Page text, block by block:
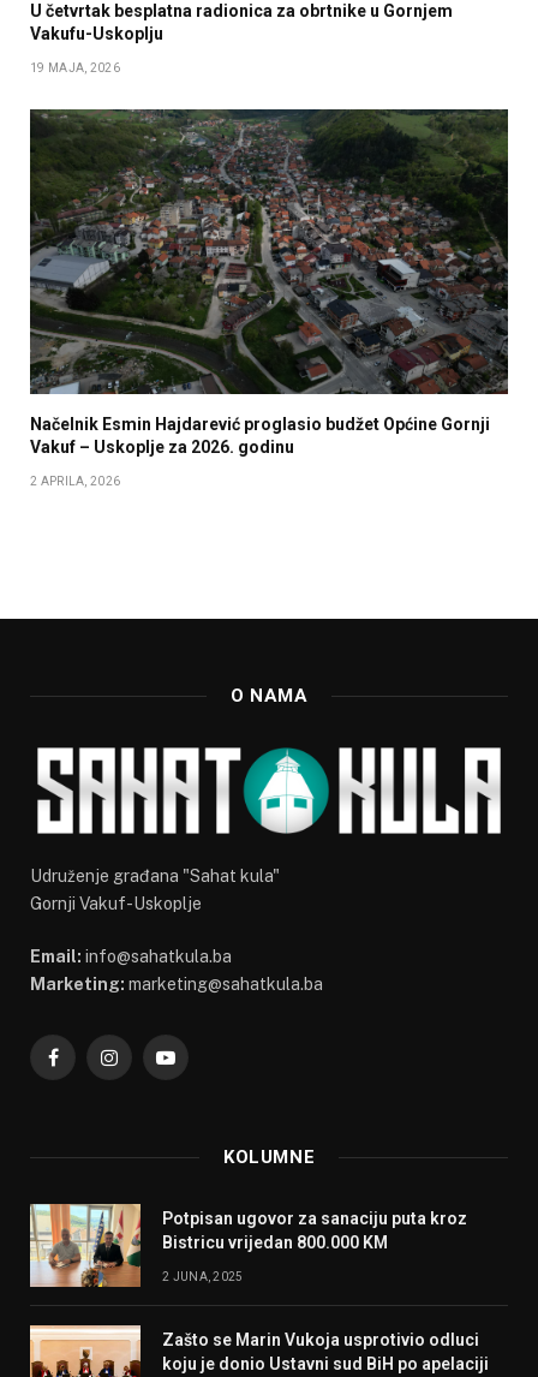
U četvrtak besplatna radionica za obrtnike u Gornjem
Vakufu-Uskoplju
19 MAJA, 2026
Načelnik Esmin Hajdarević proglasio budžet Općine Gornji
Vakuf – Uskoplje za 2026. godinu
2 APRILA, 2026
O NAMA
Udruženje građana "Sahat kula"
Gornji Vakuf-Uskoplje
Email: info@sahatkula.ba
Marketing: marketing@sahatkula.ba
FacebookInstagramYouTube
KOLUMNE
Potpisan ugovor za sanaciju puta kroz
Bistricu vrijedan 800.000 KM
2 JUNA, 2025
Zašto se Marin Vukoja usprotivio odluci
koju je donio Ustavni sud BiH po apelaciji